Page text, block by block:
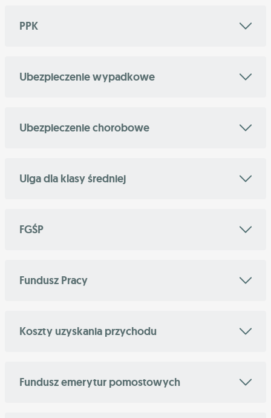
PPK
Ubezpieczenie wypadkowe
Ubezpieczenie chorobowe
Ulga dla klasy średniej
FGŚP
Fundusz Pracy
Koszty uzyskania przychodu
Fundusz emerytur pomostowych